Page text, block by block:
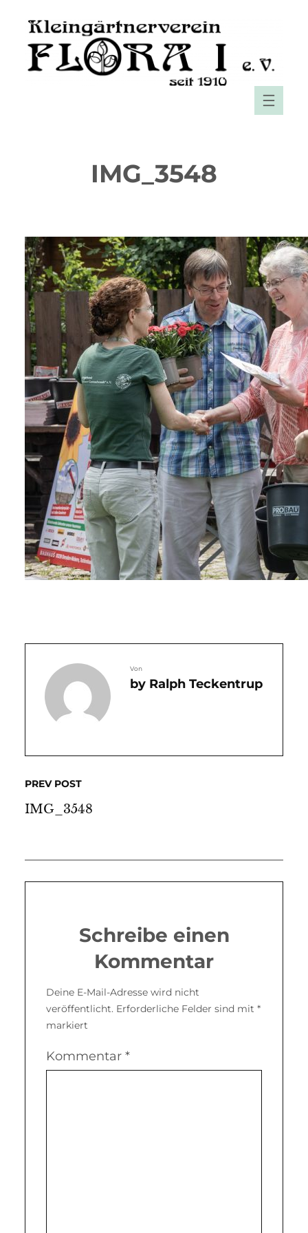
Inhalt
springen
IMG_3548
Von
Ralph Teckentrup
PREV POST
IMG_3548
Schreibe einen
Kommentar
Deine E-Mail-Adresse wird nicht
veröffentlicht. Erforderliche Felder sind mit *
markiert
Kommentar *